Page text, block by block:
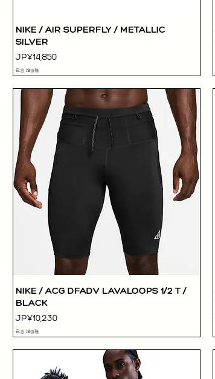
快速瀏覽
NIKE / AIR SUPERFLY / METALLIC
SILVER
價格
JP¥14,850
已含 增值税
快速瀏覽
NIKE / ACG DFADV LAVALOOPS 1/2 T /
BLACK
價格
JP¥10,230
已含 增值税